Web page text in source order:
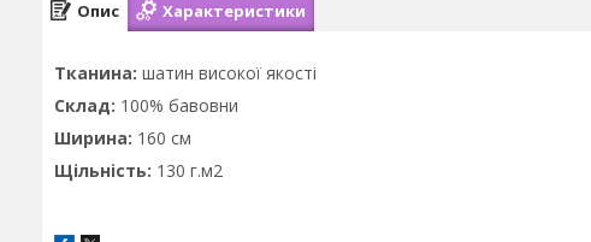
Опис Характеристики
Тканина: шатин високої якості
Склад: 100% бавовни
Ширина: 160 см
Щільність: 130 г.м2